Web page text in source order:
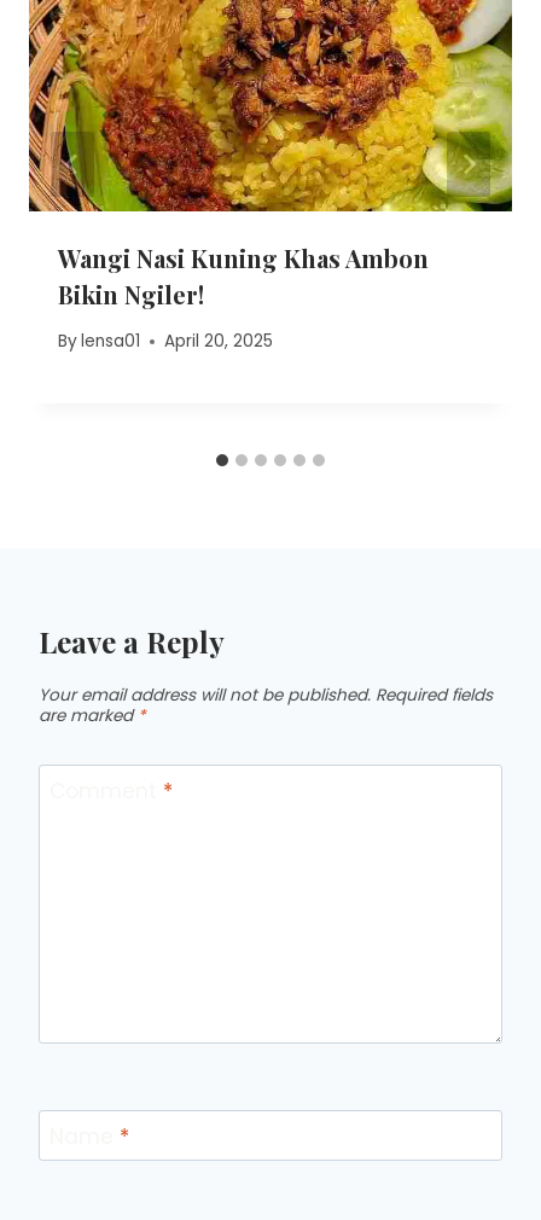
Wangi Nasi Kuning Khas Ambon
Bikin Ngiler!
Bylensa01 April 20, 2025
Leave a Reply
Your email address will not be published. Required fields
are marked *
*
*